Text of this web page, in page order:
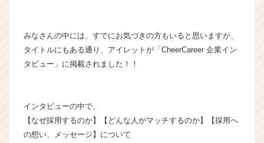
イ
|
ベ
ー・
成
みなさんの中には、すでにお気づきの方もいると思いますが、
タイトルにもある通り、アイレットが「CheerCareer 企業イン
タビュー」に掲載されました！！
インタビューの中で、
【なぜ採用するのか】【どんな人がマッチするのか】【採用へ
の想い、メッセージ】について